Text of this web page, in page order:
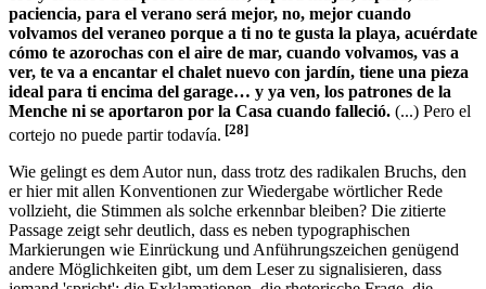
paciencia, para el verano será mejor, no, mejor cuando
volvamos del veraneo porque a ti no te gusta la playa, acuérdate
cómo te azorochas con el aire de mar, cuando volvamos, vas a
ver, te va a encantar el chalet nuevo con jardín, tiene una pieza
ideal para ti encima del garage… y ya ven, los patrones de la
Menche ni se aportaron por la Casa cuando falleció. (...) Pero el
cortejo no puede partir todavía. [28]
Wie gelingt es dem Autor nun, dass trotz des radikalen Bruchs, den
er hier mit allen Konventionen zur Wiedergabe wörtlicher Rede
vollzieht, die Stimmen als solche erkennbar bleiben? Die zitierte
Passage zeigt sehr deutlich, dass es neben typographischen
Markierungen wie Einrückung und Anführungszeichen genügend
andere Möglichkeiten gibt, um dem Leser zu signalisieren, dass